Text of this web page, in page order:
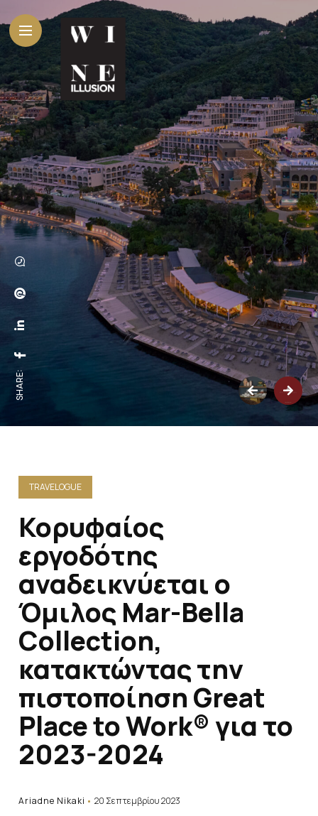
SHARE:
TRAVELOGUE
Κορυφαίος
εργοδότης
αναδεικνύεται ο
Όμιλος Mar-Bella
Collection,
κατακτώντας την
πιστοποίηση Great
Place to Work® για το
2023-2024
Ariadne Nikaki 20 Σεπτεμβρίου 2023